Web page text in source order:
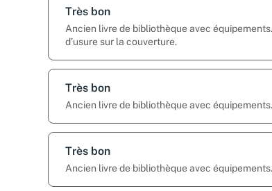
Très bon
Ancien livre de bibliothèque avec
d’usure sur la couverture.
Très bon
Ancien livre de bibliothèque avec
Très bon
Ancien livre de bibliothèque avec équipements.